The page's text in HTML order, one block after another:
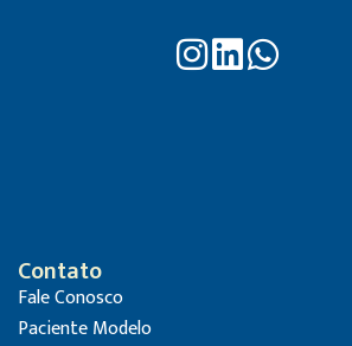
Contato
Fale Conosco
Paciente Modelo